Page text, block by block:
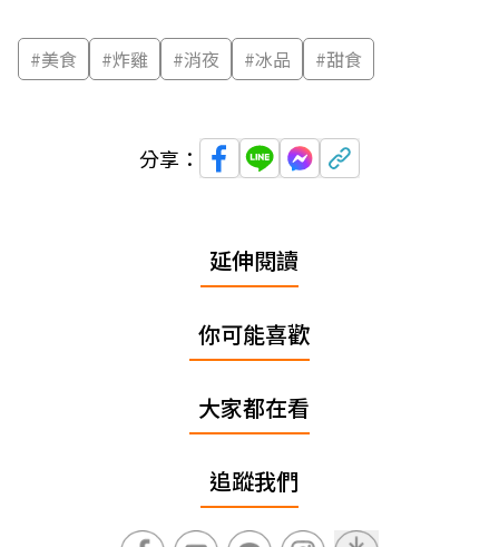
#美食 #炸雞 #消夜 #冰品 #甜食
分享：
延伸閱讀
你可能喜歡
大家都在看
追蹤我們